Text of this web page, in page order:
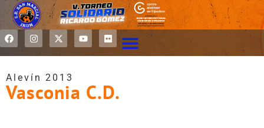
Alevín 2013
Vasconia C.D.